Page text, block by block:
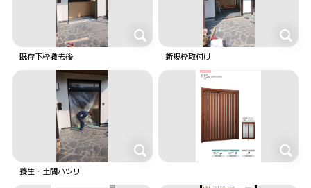
既存下枠撤去後 新規枠取付け
養生・土間ハツリ